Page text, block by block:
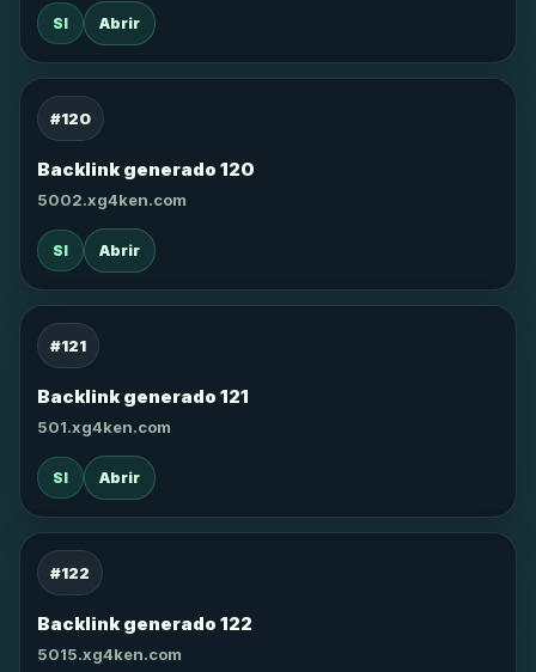
SI Abrir
#120
Backlink generado 120
5002.xg4ken.com
SI Abrir
#121
Backlink generado 121
501.xg4ken.com
SI Abrir
#122
Backlink generado 122
5015.xg4ken.com